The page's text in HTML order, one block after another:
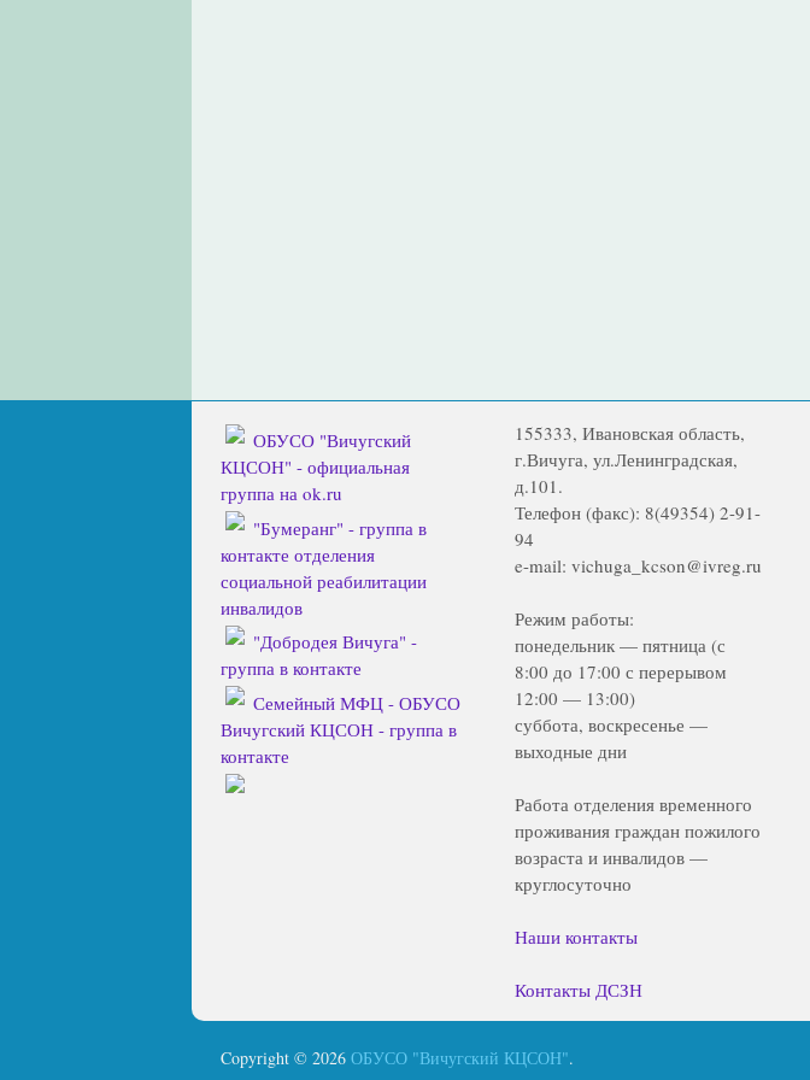
ОБУСО "Вичугский
КЦСОН" - официальная
группа на ok.ru
"Бумеранг" - группа в
контакте отделения
социальной реабилитации
инвалидов
"Добродея Вичуга" -
группа в контакте
Семейный МФЦ - ОБУСО
Вичугский КЦСОН - группа в
контакте
155333, Ивановская область,
г.Вичуга, ул.Ленинградская,
д.101.
Телефон (факс): 8(49354) 2-91-
94
e-mail: vichuga_kcson@ivreg.ru
Режим работы:
понедельник — пятница (с
8:00 до 17:00 с перерывом
12:00 — 13:00)
суббота, воскресенье —
выходные дни
Работа отделения временного
проживания граждан пожилого
возраста и инвалидов —
круглосуточно
Наши контакты
Контакты ДСЗН
Copyright © 2026 ОБУСО "Вичугский КЦСОН".